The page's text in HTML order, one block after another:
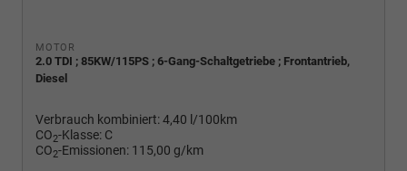
MOTOR
2.0 TDI ; 85KW/115PS ; 6-Gang-Schaltgetriebe ; Frontantrieb,
Diesel
Verbrauch kombiniert:4,40 l/100km
CO2-Klasse: C
CO2-Emissionen: 115,00 g/km